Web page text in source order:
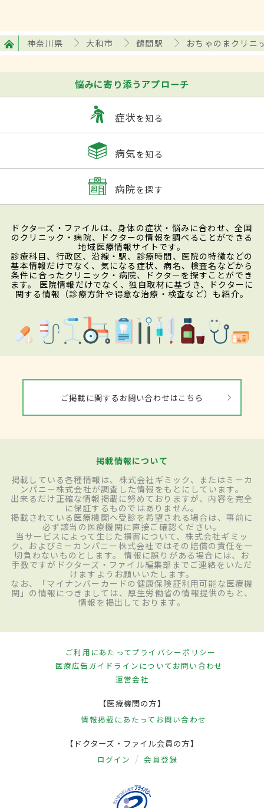
神奈川県 大和市 鶴間駅 おちゃのまクリニ
悩みに寄り添うアプローチ
症状を知る
病気を知る
病院を探す
ドクターズ・ファイルは、身体の症状・悩みに合わせ、全国
のクリニック・病院、ドクターの情報を調べることができる
地域医療情報サイトです。
診療科目、行政区、沿線・駅、診療時間、医院の特徴などの
基本情報だけでなく、気になる症状、病名、検査名などから
条件に合ったクリニック・病院、ドクターを探すことができ
ます。 医院情報だけでなく、独自取材に基づき、ドクターに
関する情報（診療方針や得意な治療・検査など）も紹介。
ご掲載に関するお問い合わせはこちら
掲載情報について
掲載している各種情報は、株式会社ギミック、またはミーカ
ンパニー株式会社が調査した情報をもとにしています。
出来るだけ正確な情報掲載に努めておりますが、内容を完全
に保証するものではありません。
掲載されている医療機関へ受診を希望される場合は、事前に
必ず該当の医療機関に直接ご確認ください。
当サービスによって生じた損害について、株式会社ギミッ
ク、およびミーカンパニー株式会社ではその賠償の責任を一
切負わないものとします。 情報に誤りがある場合には、お
手数ですがドクターズ・ファイル編集部までご連絡をいただ
けますようお願いいたします。
なお、「マイナンバーカードの健康保険証利用可能な医療機
関」の情報につきましては、厚生労働省の情報提供のもと、
情報を掲出しております。
ご利用にあたってプライバシーポリシー
医療広告ガイドラインについてお問い合わせ
運営会社
【医療機関の方】
情報掲載にあたって お問い合わせ
【ドクターズ・ファイル会員の方】
ログイン 会員登録